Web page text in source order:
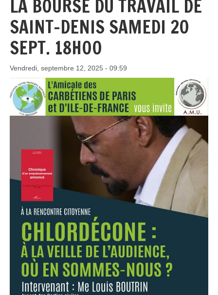
LA BOURSE DU TRAVAIL DE
SAINT-DENIS SAMEDI 20
SEPT. 18H00
Vendredi, septembre 12, 2025 - 09:59